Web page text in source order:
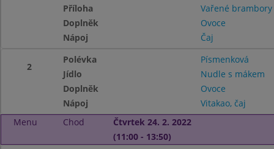
Příloha
Vařené
Doplněk
Ovoce
Nápoj
Čaj
2
Polévka
Písmenková
Jídlo
Nudle s mákem
Doplněk
Ovoce
Nápoj
Vitakao, čaj
Menu
Chod
Čtvrtek 24. 2. 2022
(11:00 - 13:50)